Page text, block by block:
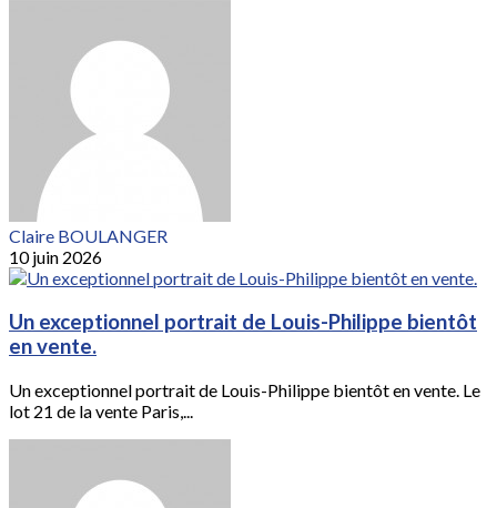
Claire BOULANGER
10 juin 2026
Un exceptionnel portrait de Louis-Philippe bientôt
en vente.
Un exceptionnel portrait de Louis-Philippe bientôt en vente. Le
lot 21 de la vente Paris,...